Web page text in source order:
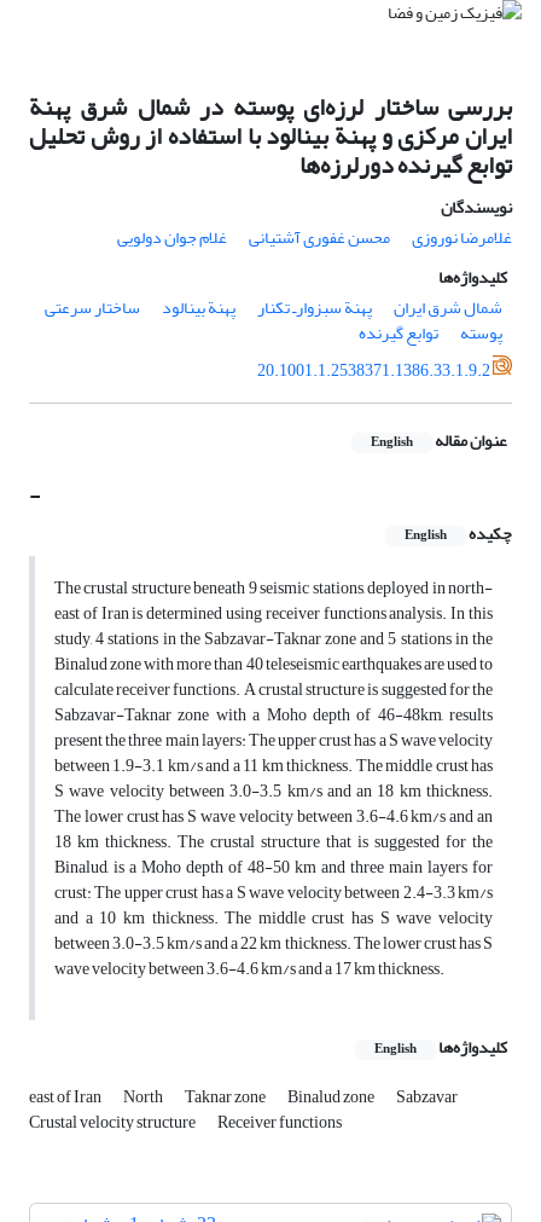
بررسی ساختار لرزه‌ای پوسته در شمال شرق پهنة
ایران مرکزی و پهنة بینالود با استفاده از روش تحلیل
توابع گیرنده دورلرزه‌ها
نویسندگان
غلامرضا نوروزی
محسن غفوری آشتیانی
غلام جوان دولویی
کلیدواژه‌ها
شمال شرق ایران
پهنة سبزوارـ تکنار پهنة بینالود ساختار سرعتی
پوسته
توابع گیرنده
20.1001.1.2538371.1386.33.1.9.2
عنوان مقاله English
-
چکیده English
The crustal structure beneath 9 seismic stations, deployed in north-
east of Iran is determined using receiver functions analysis. In this
study, 4 stations in the Sabzavar-Taknar zone and 5 stations in the
Binalud zone with more than 40 teleseismic earthquakes are used to
calculate receiver functions. A crustal structure is suggested for the
Sabzavar-Taknar zone with a Moho depth of 46-48km, results
present the three main layers: The upper crust has a S wave velocity
between 1.9-3.1 km/s and a 11 km thickness. The middle crust has
S wave velocity between 3.0-3.5 km/s and an 18 km thickness.
The lower crust has S wave velocity between 3.6-4.6 km/s and an
18 km thickness. The crustal structure that is suggested for the
Binalud, is a Moho depth of 48-50 km and three main layers for
crust: The upper crust has a S wave velocity between 2.4-3.3 km/s
and a 10 km thickness. The middle crust has S wave velocity
between 3.0-3.5 km/s and a 22 km thickness. The lower crust has S
wave velocity between 3.6-4.6 km/s and a 17 km thickness.
کلیدواژه‌ها English
east of Iran North Taknar zone Binalud zone Sabzavar
Crustal velocity structure Receiver functions